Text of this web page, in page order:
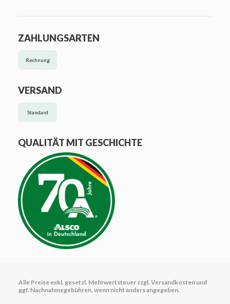
ZAHLUNGSARTEN
Rechnung
VERSAND
Standard
QUALITÄT MIT GESCHICHTE
Alle Preise exkl. gesetzl. Mehrwertsteuer zzgl. Versandkosten und
ggf. Nachnahmegebühren, wenn nicht anders angegeben.